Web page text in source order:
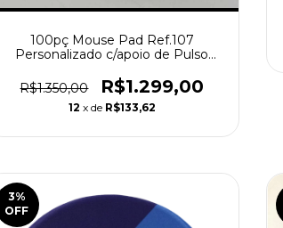
100pç Mouse Pad Ref.107
Personalizado c/apoio de Pulso
R$1.350,00
R$1.299,00
12 x de R$133,62
3%
OFF